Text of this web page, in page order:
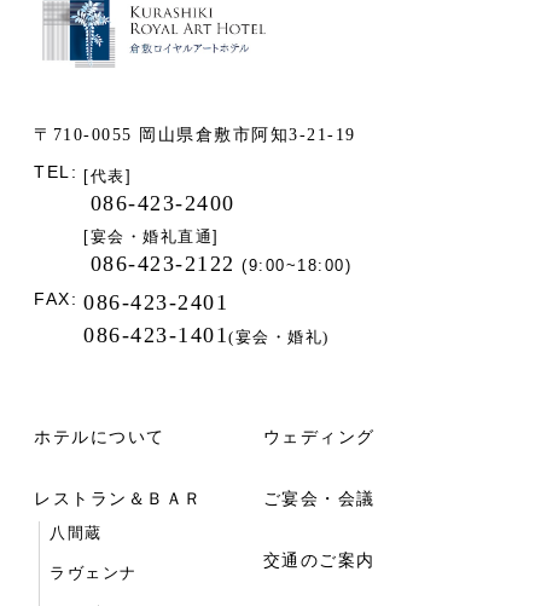
〒710-0055 岡山県倉敷市阿知3-21-19
TEL: [代表]
086-423-2400
[宴会・婚礼直通]
086-423-2122 (9:00~18:00)
FAX: 086-423-2401
086-423-1401(宴会・婚礼)
ホテルについて
レストラン＆ＢＡＲ
八間蔵
ラヴェンナ
ウェディング
ご宴会・会議
交通のご案内